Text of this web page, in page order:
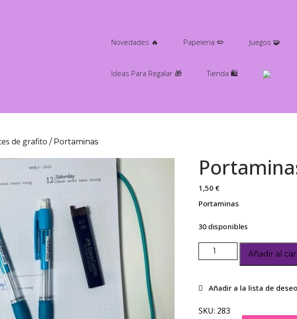
Novedades 🔥 Papelería ✏️ Juegos 🧩
Ideas Para Regalar 🎁 Tienda 🛍️
de grafito / Portaminas
1,50€
Portaminas
30 disponibles
Añadir al
SKU: 283